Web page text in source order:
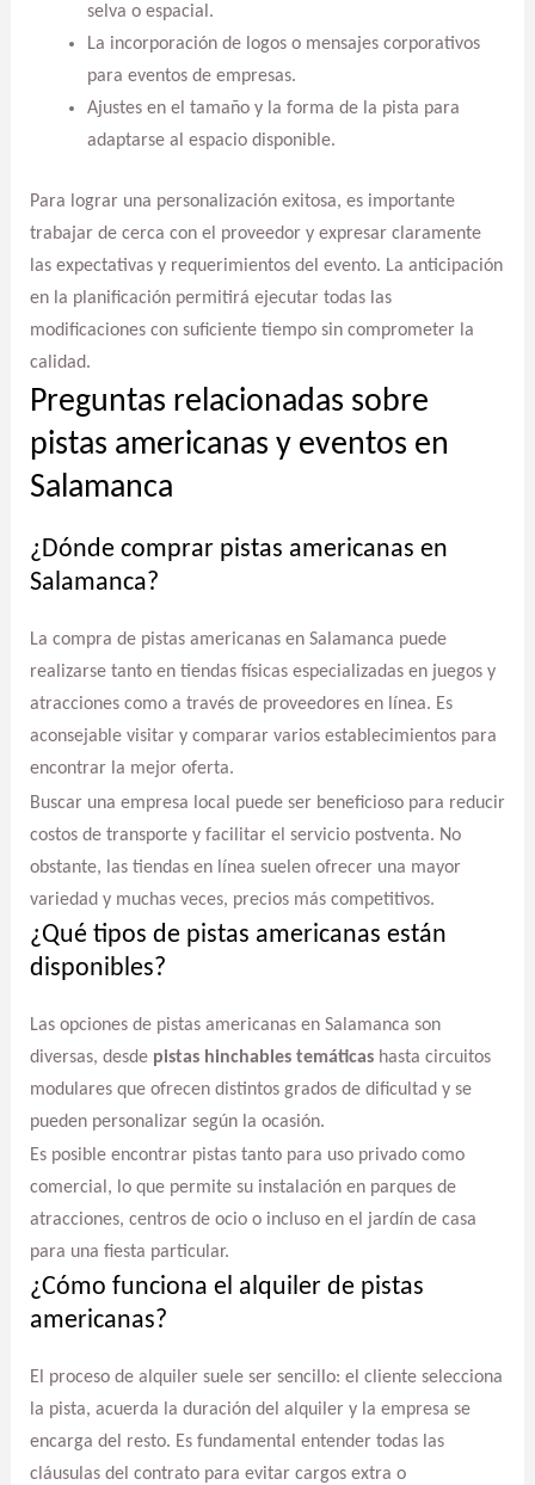
selva o espacial.
La incorporación de logos o mensajes corporativos
para eventos de empresas.
Ajustes en el tamaño y la forma de la pista para
adaptarse al espacio disponible.
Para lograr una personalización exitosa, es importante
trabajar de cerca con el proveedor y expresar claramente
las expectativas y requerimientos del evento. La anticipación
en la planificación permitirá ejecutar todas las
modificaciones con suficiente tiempo sin comprometer la
calidad.
Preguntas relacionadas sobre
pistas americanas y eventos en
Salamanca
¿Dónde comprar pistas americanas en
Salamanca?
La compra de pistas americanas en Salamanca puede
realizarse tanto en tiendas físicas especializadas en juegos y
atracciones como a través de proveedores en línea. Es
aconsejable visitar y comparar varios establecimientos para
encontrar la mejor oferta.
Buscar una empresa local puede ser beneficioso para reducir
costos de transporte y facilitar el servicio postventa. No
obstante, las tiendas en línea suelen ofrecer una mayor
variedad y muchas veces, precios más competitivos.
¿Qué tipos de pistas americanas están
disponibles?
Las opciones de pistas americanas en Salamanca son
diversas, desde pistas hinchables temáticashasta circuitos
modulares que ofrecen distintos grados de dificultad y se
pueden personalizar según la ocasión.
Es posible encontrar pistas tanto para uso privado como
comercial, lo que permite su instalación en parques de
atracciones, centros de ocio o incluso en el jardín de casa
para una fiesta particular.
¿Cómo funciona el alquiler de pistas
americanas?
El proceso de alquiler suele ser sencillo: el cliente selecciona
la pista, acuerda la duración del alquiler y la empresa se
encarga del resto. Es fundamental entender todas las
cláusulas del contrato para evitar cargos extra o